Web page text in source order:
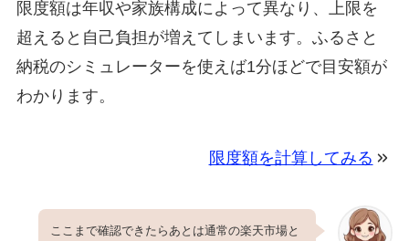
限度額は年収や家族構成によって異なり、上限を
超えると自己負担が増えてしまいます。ふるさと
納税のシミュレーターを使えば1分ほどで目安額が
わかります。
限度額を計算してみる
ここまで確認できたらあとは通常の楽天市場と